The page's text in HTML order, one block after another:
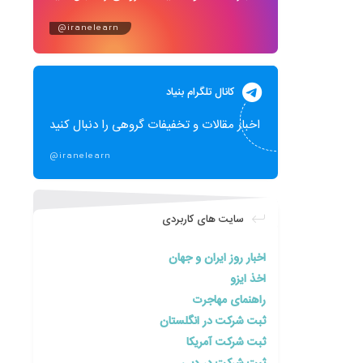
@iranelearn
کانال تلگرام بنیاد
اخبار مقالات و تخفیفات گروهی را دنبال کنید
@iranelearn
سایت های کاربردی
اخبار روز ایران و جهان
اخذ ایزو
راهنمای مهاجرت
ثبت شرکت در انگلستان
ثبت شرکت آمریکا